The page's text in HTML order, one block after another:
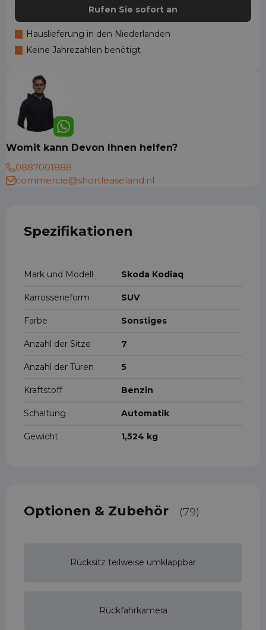
Rufen Sie sofort an
Hauslieferung in den Niederlanden
Keine Jahrezahlen benötigt
Womit kann Devon Ihnen helfen?
0887001888
commercie@shortleaseland.nl
Spezifikationen
Mark und Modell Skoda Kodiaq
Karrosserieform SUV
Farbe Sonstiges
Anzahl der Sitze 7
Anzahl der Türen 5
Kraftstoff Benzin
Schaltung Automatik
Gewicht 1,524 kg
Optionen & Zubehör (79)
Rücksitz teilweise umklappbar
Rückfahrkamera